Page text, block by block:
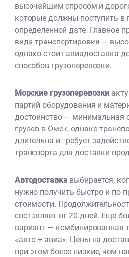
высочайшим спросом и
которые должны поступить в
определенной дате. Главное
вида транспортировки —
однако стоит авиадоставка
способов грузоперевозки.
Морские грузоперевозки
партий оборудования и
достоинство — минимальная
грузов в Омск, однако
длительна и требует
транспорта для доставки
Автодоставка выбирается,
нужно получить быстро и по
стоимости.
составляет от 20 дней. Еще
вариант — комбинированная
«авто + авиа». Цены на
при этом более низкие, чем